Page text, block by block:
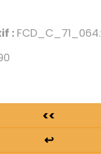
:
<<
↩